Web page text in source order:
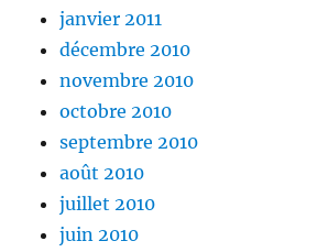
janvier 2011
décembre 2010
novembre 2010
octobre 2010
septembre 2010
août 2010
juillet 2010
juin 2010